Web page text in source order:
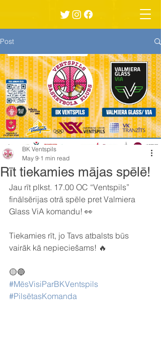
Post
Rīt tiekamies mājas spēlē!
BK Ventspils
May 9 1 min read
Jau rīt plkst. 17.00 OC “Ventspils”
finālsērijas otrā spēle pret Valmiera
Glass ViA komandu! 👀
Tiekamies rīt, jo Tavs atbalsts būs
vairāk kā nepieciešams! 🔥
🟡🔵
#MēsVisiParBKVentspils
#PilsētasKomanda